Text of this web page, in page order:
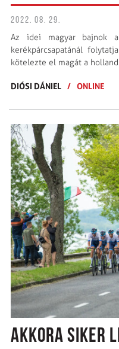
2022. 08. 29.
Az idei magyar bajnok
kerékpárcsapatánál
kötelezte el magát a
DIÓSI DÁNIEL / ONLINE
AKKORA SIKER